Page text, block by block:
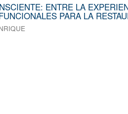
ENTRE LA
PARA LA